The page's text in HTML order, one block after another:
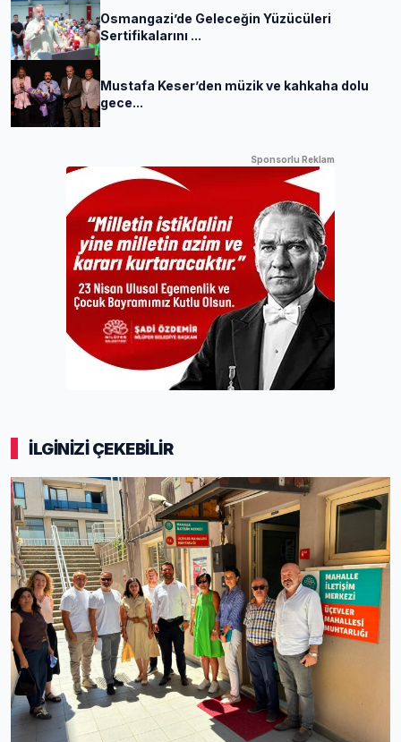
Osmangazi’de Geleceğin Yüzücüleri
Sertifikalarını ...
Mustafa Keser’den müzik ve kahkaha dolu
gece...
Sponsorlu Reklam
İLGİNİZİ ÇEKEBİLİR